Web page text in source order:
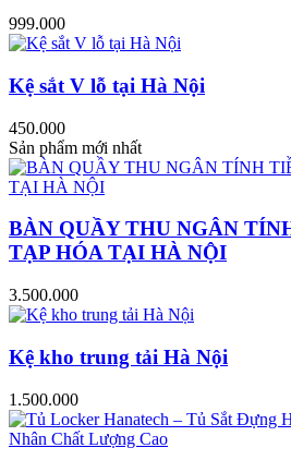
999.000
Kệ sắt V lỗ tại Hà Nội
450.000
Sản phẩm mới nhất
BÀN QUẦY THU NGÂN
TẠP HÓA TẠI HÀ NỘI
3.500.000
Kệ kho trung tải Hà Nội
1.500.000